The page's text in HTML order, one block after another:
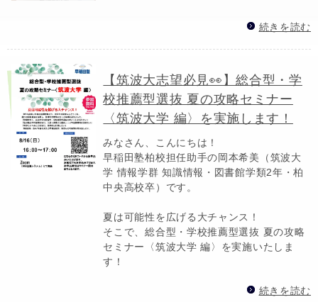
続きを読む
【筑波大志望必見👀】総合型・学
校推薦型選抜 夏の攻略セミナー
〈筑波大学 編〉を実施します！
みなさん、こんにちは！
早稲田塾柏校担任助手の岡本希美（筑波大
学 情報学群 知識情報・図書館学類2年・柏
中央高校卒）です。
夏は可能性を広げる大チャンス！
そこで、総合型・学校推薦型選抜 夏の攻略
セミナー〈筑波大学 編〉を実施いたしま
す！
続きを読む